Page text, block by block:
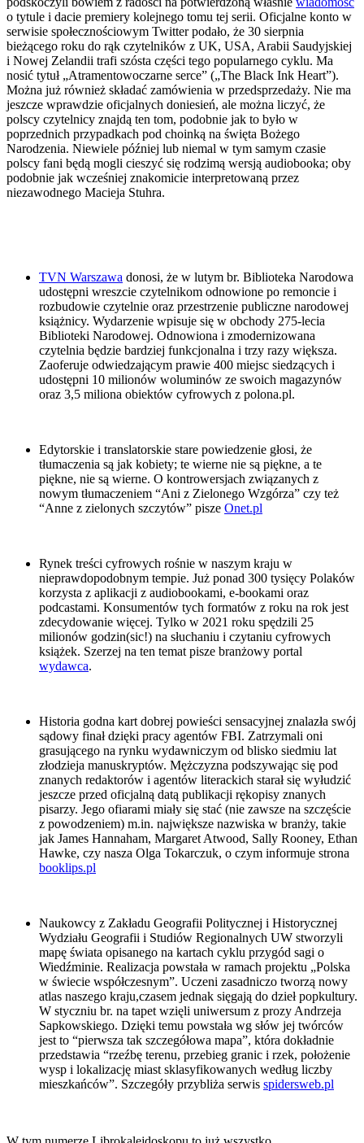
o tytule i dacie premiery kolejnego tomu tej serii. Oficjalne konto w
serwisie społecznościowym Twitter podało, że 30 sierpnia
bieżącego roku do rąk czytelników z UK, USA, Arabii Saudyjskiej
i Nowej Zelandii trafi szósta części tego popularnego cyklu. Ma
nosić tytuł „Atramentowoczarne serce” („The Black Ink Heart”).
Można już również składać zamówienia w przedsprzedaży. Nie ma
jeszcze wprawdzie oficjalnych doniesień, ale można liczyć, że
polscy czytelnicy znajdą ten tom, podobnie jak to było w
poprzednich przypadkach pod choinką na święta Bożego
Narodzenia. Niewiele później lub niemal w tym samym czasie
polscy fani będą mogli cieszyć się rodzimą wersją audiobooka; oby
podobnie jak wcześniej znakomicie interpretowaną przez
niezawodnego Macieja Stuhra.
TVN Warszawa donosi, że w lutym br. Biblioteka Narodowa
udostępni wreszcie czytelnikom odnowione po remoncie i
rozbudowie czytelnie oraz przestrzenie publiczne narodowej
książnicy. Wydarzenie wpisuje się w obchody 275-lecia
Biblioteki Narodowej. Odnowiona i zmodernizowana
czytelnia będzie bardziej funkcjonalna i trzy razy większa.
Zaoferuje odwiedzającym prawie 400 miejsc siedzących i
udostępni 10 milionów woluminów ze swoich magazynów
oraz 3,5 miliona obiektów cyfrowych z polona.pl.
Edytorskie i translatorskie stare powiedzenie głosi, że
tłumaczenia są jak kobiety; te wierne nie są piękne, a te
piękne, nie są wierne. O kontrowersjach związanych z
nowym tłumaczeniem “Ani z Zielonego Wzgórza” czy też
“Anne z zielonych szczytów” pisze Onet.pl
Rynek treści cyfrowych rośnie w naszym kraju w
nieprawdopodobnym tempie. Już ponad 300 tysięcy Polaków
korzysta z aplikacji z audiobookami, e-bookami oraz
podcastami. Konsumentów tych formatów z roku na rok jest
zdecydowanie więcej. Tylko w 2021 roku spędzili 25
milionów godzin(sic!) na słuchaniu i czytaniu cyfrowych
książek. Szerzej na ten temat pisze branżowy portal
wydawca.
Historia godna kart dobrej powieści sensacyjnej znalazła swój
sądowy finał dzięki pracy agentów FBI. Zatrzymali oni
grasującego na rynku wydawniczym od blisko siedmiu lat
złodzieja manuskryptów. Mężczyzna podszywając się pod
znanych redaktorów i agentów literackich starał się wyłudzić
jeszcze przed oficjalną datą publikacji rękopisy znanych
pisarzy. Jego ofiarami miały się stać (nie zawsze na szczęście
z powodzeniem) m.in. największe nazwiska w branży, takie
jak James Hannaham, Margaret Atwood, Sally Rooney, Ethan
Hawke, czy nasza Olga Tokarczuk, o czym informuje strona
booklips.pl
Naukowcy z Zakładu Geografii Politycznej i Historycznej
Wydziału Geografii i Studiów Regionalnych UW stworzyli
mapę świata opisanego na kartach cyklu przygód sagi o
Wiedźminie. Realizacja powstała w ramach projektu „Polska
w świecie współczesnym”. Uczeni zasadniczo tworzą nowy
atlas naszego kraju,czasem jednak sięgają do dzieł popkultury.
W styczniu br. na tapet wzięli uniwersum z prozy Andrzeja
Sapkowskiego. Dzięki temu powstała wg słów jej twórców
jest to “pierwsza tak szczegółowa mapa”, która dokładnie
przedstawia “rzeźbę terenu, przebieg granic i rzek, położenie
wysp i lokalizację miast sklasyfikowanych według liczby
mieszkańców”. Szczegóły przybliża serwis spidersweb.pl